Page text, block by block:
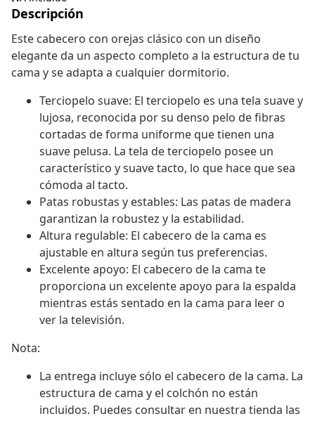
Descripción
Este cabecero con orejas clásico con un diseño
elegante da un aspecto completo a la estructura de tu
cama y se adapta a cualquier dormitorio.
Terciopelo suave: El terciopelo es una tela suave y
lujosa, reconocida por su denso pelo de fibras
cortadas de forma uniforme que tienen una
suave pelusa. La tela de terciopelo posee un
característico y suave tacto, lo que hace que sea
cómoda al tacto.
Patas robustas y estables: Las patas de madera
garantizan la robustez y la estabilidad.
Altura regulable: El cabecero de la cama es
ajustable en altura según tus preferencias.
Excelente apoyo: El cabecero de la cama te
proporciona un excelente apoyo para la espalda
mientras estás sentado en la cama para leer o
ver la televisión.
Nota:
La entrega incluye sólo el cabecero de la cama. La
estructura de cama y el colchón no están
incluidos. Puedes consultar en nuestra tienda las